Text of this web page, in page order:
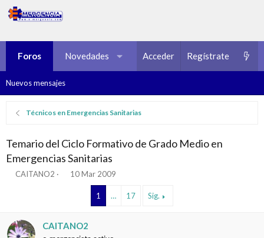
Foros Novedades Multimedia Recursos
Acceder Regístrate
Nuevos mensajes
Técnicos en Emergencias Sanitarias
Temario del Ciclo Formativo de Grado Medio en
Emergencias Sanitarias
I
a
CAITANO2
F
d
10 Mar 2009
1 … 17 Sig.
CAITANO2